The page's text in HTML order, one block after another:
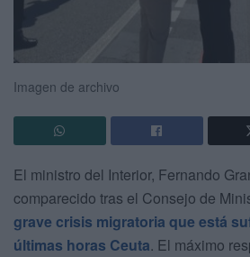
Imagen de archivo
El ministro del Interior, Fernando
comparecido tras el Consejo de
grave crisis migratoria que está
últimas horas Ceuta. El máximo